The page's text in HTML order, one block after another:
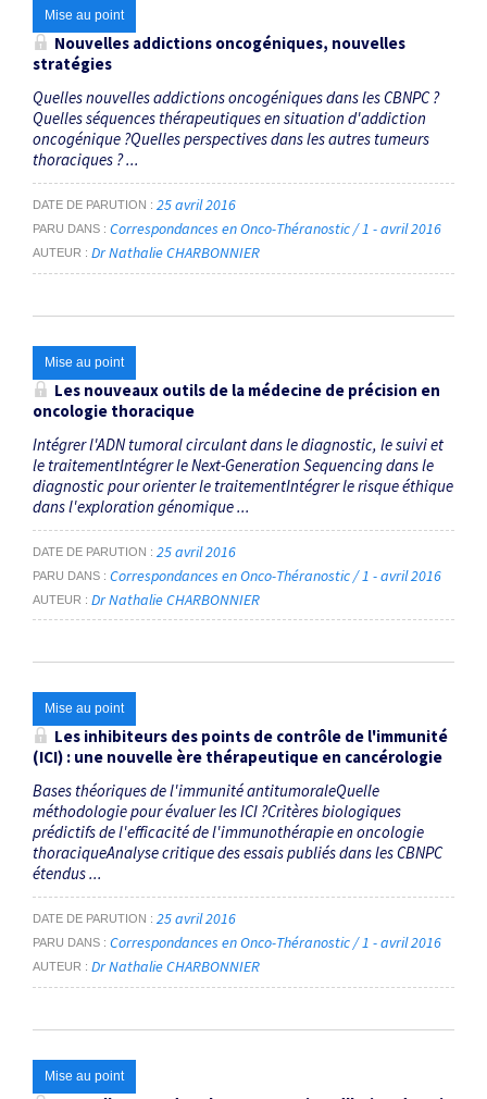
Mise au point
Nouvelles addictions oncogéniques, nouvelles
stratégies
Quelles nouvelles addictions oncogéniques dans les CBNPC ?
Quelles séquences thérapeutiques en situation d'addiction
oncogénique ?Quelles perspectives dans les autres tumeurs
thoraciques ? ...
DATE DE PARUTION 25 avril 2016
PARU DANS Correspondances en Onco-Théranostic / 1 - avril 2016
AUTEUR Dr Nathalie CHARBONNIER
Mise au point
Les nouveaux outils de la médecine de précision en
oncologie thoracique
Intégrer l'ADN tumoral circulant dans le diagnostic, le suivi et
le traitementIntégrer le Next-Generation Sequencing dans le
diagnostic pour orienter le traitementIntégrer le risque éthique
dans l'exploration génomique ...
DATE DE PARUTION 25 avril 2016
PARU DANS Correspondances en Onco-Théranostic / 1 - avril 2016
AUTEUR Dr Nathalie CHARBONNIER
Mise au point
Les inhibiteurs des points de contrôle de l'immunité
(ICI) : une nouvelle ère thérapeutique en cancérologie
Bases théoriques de l'immunité antitumoraleQuelle
méthodologie pour évaluer les ICI ?Critères biologiques
prédictifs de l'efficacité de l'immunothérapie en oncologie
thoraciqueAnalyse critique des essais publiés dans les CBNPC
étendus ...
DATE DE PARUTION 25 avril 2016
PARU DANS Correspondances en Onco-Théranostic / 1 - avril 2016
AUTEUR Dr Nathalie CHARBONNIER
Mise au point